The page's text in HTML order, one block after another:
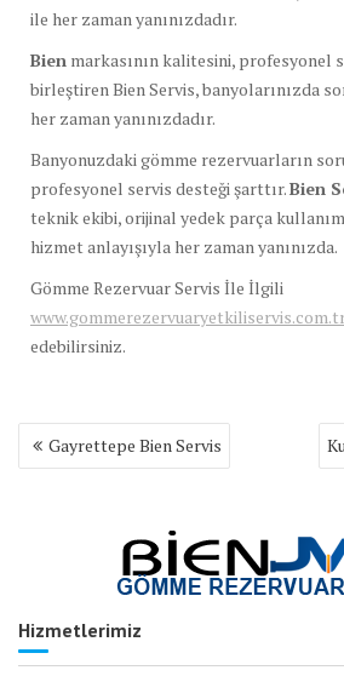
ile her zaman yanınızdadır.
Bien markasının kalitesini, profesyonel
birleştiren Bien Servis, banyolarınızda
her zaman yanınızdadır.
Banyonuzdaki gömme rezervuarların
profesyonel servis desteği şarttır.Bien
teknik ekibi, orijinal yedek parça
hizmet anlayışıyla her zaman yanınızda.
Gömme Rezervuar Servis İle İlgili
edebilirsiniz.
Yazı
gezinmesi
Gayrettepe Bien Servis
Hizmetlerimiz